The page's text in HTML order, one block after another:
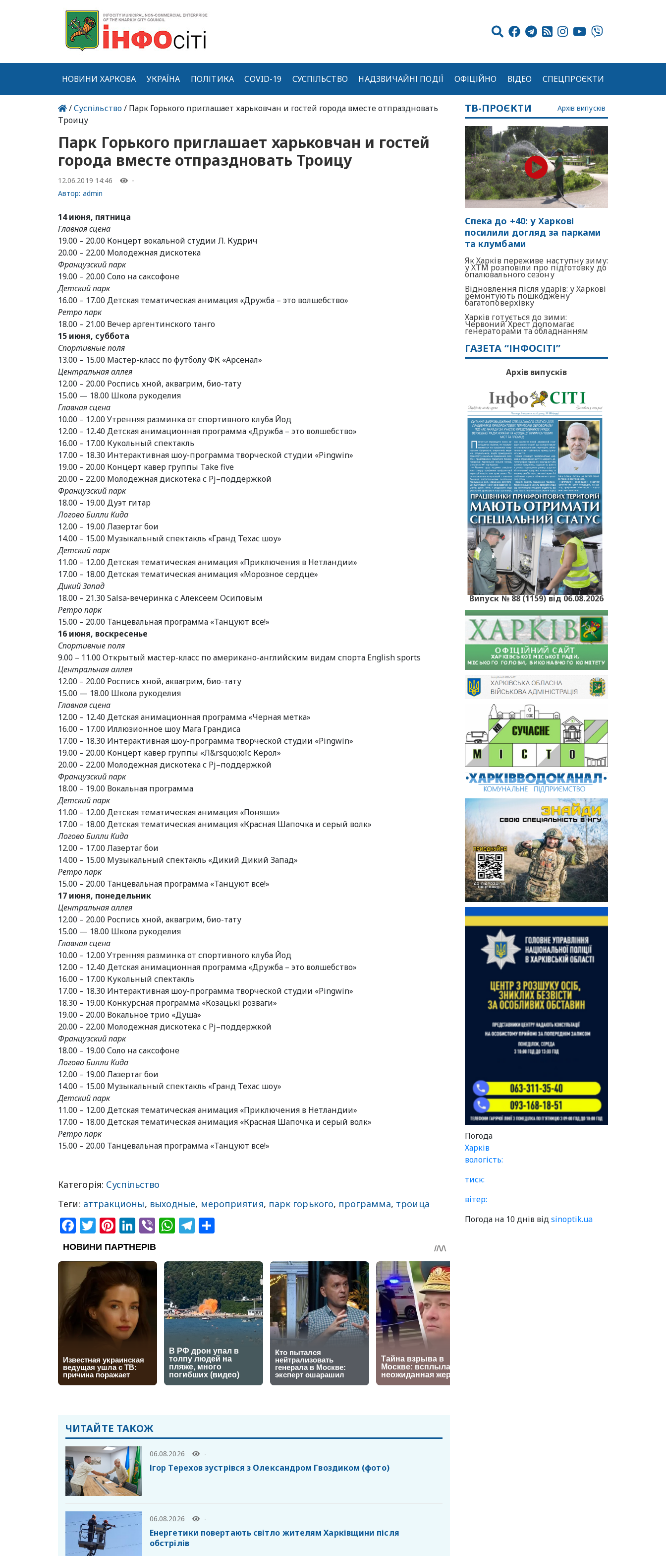
НОВИНИ ХАРКОВА УКРАЇНА ПОЛІТИКА COVID-19 СУСПІЛЬСТВО НАДЗВИЧАЙНІ ПОДІЇ ОФІЦІЙНО ВІДЕО СПЕЦПРОЄКТИ
/Суспільство/ Парк Горького приглашает харьковчан и гостей города вместе отпраздновать
Троицу
Парк Горького приглашает харьковчан и гостей
города вместе отпраздновать Троицу
12.06.2019 14:46
-
Автор: admin
14 июня, пятница
Главная сцена
19.00 – 20.00 Концерт вокальной студии Л. Кудрич
20.00 – 22.00 Молодежная дискотека
Французский парк
19.00 – 20.00 Соло на саксофоне
Детский парк
16.00 – 17.00 Детская тематическая анимация «Дружба – это волшебство»
Ретро парк
18.00 – 21.00 Вечер аргентинского танго
15 июня, суббота
Спортивные поля
13.00 – 15.00 Мастер-класс по футболу ФК «Арсенал»
Центральная аллея
12.00 – 20.00 Роспись хной, аквагрим, био-тату
15.00 — 18.00 Школа рукоделия
Главная сцена
10.00 – 12.00 Утренняя разминка от спортивного клуба Йод
12.00 – 12.40 Детская анимационная программа «Дружба – это волшебство»
16.00 – 17.00 Кукольный спектакль
17.00 – 18.30 Интерактивная шоу-программа творческой студии «Pingwin»
19.00 – 20.00 Концерт кавер группы Take five
20.00 – 22.00 Молодежная дискотека с Pj–поддержкой
Французский парк
18.00 – 19.00 Дуэт гитар
Логово Билли Кида
12.00 – 19.00 Лазертаг бои
14.00 – 15.00 Музыкальный спектакль «Гранд Техас шоу»
Детский парк
11.00 – 12.00 Детская тематическая анимация «Приключения в Нетландии»
17.00 – 18.00 Детская тематическая анимация «Морозное сердце»
Дикий Запад
18.00 – 21.30 Salsa-вечеринка с Алексеем Осиповым
Ретро парк
15.00 – 20.00 Танцевальная программа «Танцуют все!»
16 июня, воскресенье
Спортивные поля
9.00 – 11.00 Открытый мастер-класс по американо-английским видам спорта English sports
Центральная аллея
12.00 – 20.00 Роспись хной, аквагрим, био-тату
15.00 — 18.00 Школа рукоделия
Главная сцена
12.00 – 12.40 Детская анимационная программа «Черная метка»
16.00 – 17.00 Иллюзионное шоу Мага Грандиса
17.00 – 18.30 Интерактивная шоу-программа творческой студии «Pingwin»
19.00 – 20.00 Концерт кавер группы «Л&rsquo;юїс Керол»
20.00 – 22.00 Молодежная дискотека с Pj–поддержкой
Французский парк
18.00 – 19.00 Вокальная программа
Детский парк
11.00 – 12.00 Детская тематическая анимация «Поняши»
17.00 – 18.00 Детская тематическая анимация «Красная Шапочка и серый волк»
Логово Билли Кида
12.00 – 17.00 Лазертаг бои
14.00 – 15.00 Музыкальный спектакль «Дикий Дикий Запад»
Ретро парк
15.00 – 20.00 Танцевальная программа «Танцуют все!»
17 июня, понедельник
Центральная аллея
12.00 – 20.00 Роспись хной, аквагрим, био-тату
15.00 — 18.00 Школа рукоделия
Главная сцена
10.00 – 12.00 Утренняя разминка от спортивного клуба Йод
12.00 – 12.40 Детская анимационная программа «Дружба – это волшебство»
16.00 – 17.00 Кукольный спектакль
17.00 – 18.30 Интерактивная шоу-программа творческой студии «Pingwin»
18.30 – 19.00 Конкурсная программа «Козацькі розваги»
19.00 – 20.00 Вокальное трио «Душа»
20.00 – 22.00 Молодежная дискотека с Pj–поддержкой
Французский парк
18.00 – 19.00 Соло на саксофоне
Логово Билли Кида
12.00 – 19.00 Лазертаг бои
14.00 – 15.00 Музыкальный спектакль «Гранд Техас шоу»
Детский парк
11.00 – 12.00 Детская тематическая анимация «Приключения в Нетландии»
17.00 – 18.00 Детская тематическая анимация «Красная Шапочка и серый волк»
Ретро парк
15.00 – 20.00 Танцевальная программа «Танцуют все!»
Категорія: Суспільство
Теги: аттракционы, выходные, мероприятия, парк горького, программа, троица
Facebook
Twitter
Pinterest
LinkedIn
ViberWhatsApp
Telegram
ЧИТАЙТЕ ТАКОЖ
06.08.2026 -
Ігор Терехов зустрівся з Олександром Гвоздиком (фото)
06.08.2026 -
Енергетики повертають світло жителям Харківщини після
обстрілів
ТВ-ПРОЄКТИ Архів випусків
Спека до +40: у Харкові
посилили догляд за парками
та клумбами
Як Харків переживе наступну зиму:
у ХТМ розповіли про підготовку до
опалювального сезону
Відновлення після ударів: у Харкові
ремонтують пошкоджену
багатоповерхівку
Харків готується до зими:
Червоний Хрест допомагає
генераторами та обладнанням
ГАЗЕТА “ІНФОСІТІ”
Архів випусків
Випуск № 88 (1159) від 06.08.2026
Погода
Харків
вологість:
тиск:
вітер:
Погода на 10 днів відsinoptik.ua